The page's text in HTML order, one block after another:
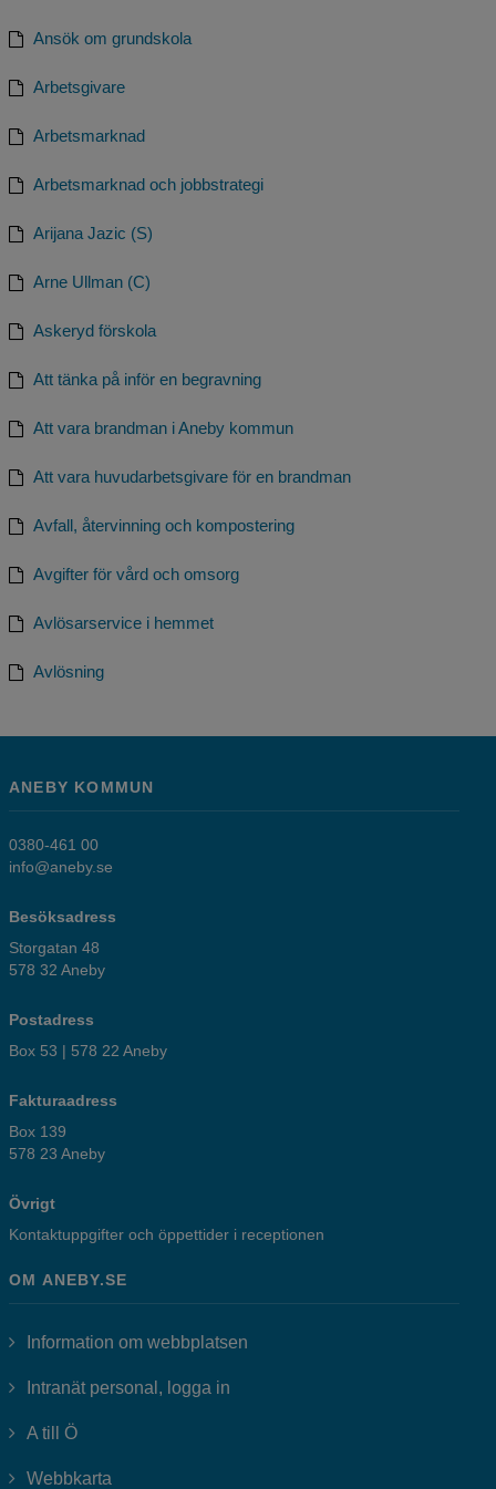
Ansök om grundskola
Arbetsgivare
Arbetsmarknad
Arbetsmarknad och jobbstrategi
Arijana Jazic (S)
Arne Ullman (C)
Askeryd förskola
Att tänka på inför en begravning
Att vara brandman i Aneby kommun
Att vara huvudarbetsgivare för en brandman
Avfall, återvinning och kompostering
Avgifter för vård och omsorg
Avlösarservice i hemmet
Avlösning
ANEBY KOMMUN
0380-461 00
info@aneby.se
Besöksadress
Storgatan 48
578 32 Aneby
Postadress
Box 53 | 578 22 Aneby
Fakturaadress
Box 139
578 23 Aneby
Övrigt
Kontaktuppgifter och öppettider i receptionen
OM ANEBY.SE
Information om webbplatsen
Intranät personal, logga in
A till Ö
Webbkarta